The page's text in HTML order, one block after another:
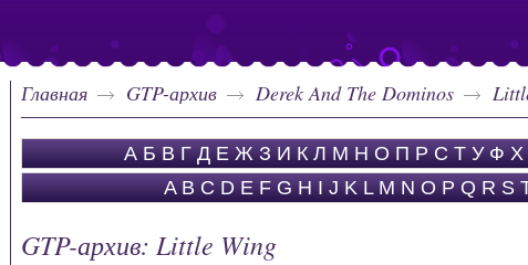
Главная GTP-архив Derek And The Dominos
А Б В Г Д Е Ж З И К Л М Н О П Р С Т У Ф Х
A B C D E F G H I J K L M N O P Q R S
GTP-архив: Little Wing